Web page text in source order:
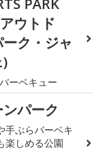
PARK
ウトド
ク・ジャ
ーベキュー
パーク
手ぶらバーベキ
楽しめる公園